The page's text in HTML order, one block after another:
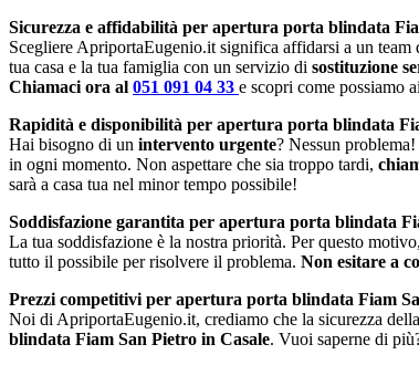
Sicurezza e affidabilità per apertura porta blindata
Scegliere ApriportaEugenio.it significa affidarsi a un
tua casa e la tua famiglia con un servizio di sostituzione
Chiamaci ora al 051 091 04 33 e scopri come possiamo
Rapidità e disponibilità per apertura porta blindata
Hai bisogno di un intervento urgente? Nessun
in ogni momento. Non aspettare che sia troppo tardi,
sarà a casa tua nel minor tempo possibile!
Soddisfazione garantita per apertura porta blindata
La tua soddisfazione è la nostra priorità. Per questo
tutto il possibile per risolvere il problema. Non esitare a
Prezzi competitivi per apertura porta blindata Fiam
Noi di ApriportaEugenio.it, crediamo che la sicurezza
blindata Fiam San Pietro in Casale. Vuoi saperne di